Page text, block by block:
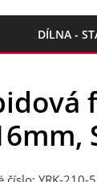
DÍLNA -